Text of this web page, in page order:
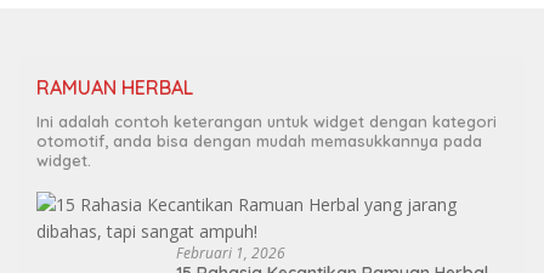
RAMUAN HERBAL
Ini adalah contoh keterangan untuk widget dengan kategori
otomotif, anda bisa dengan mudah memasukkannya pada
widget.
Februari 1, 2026